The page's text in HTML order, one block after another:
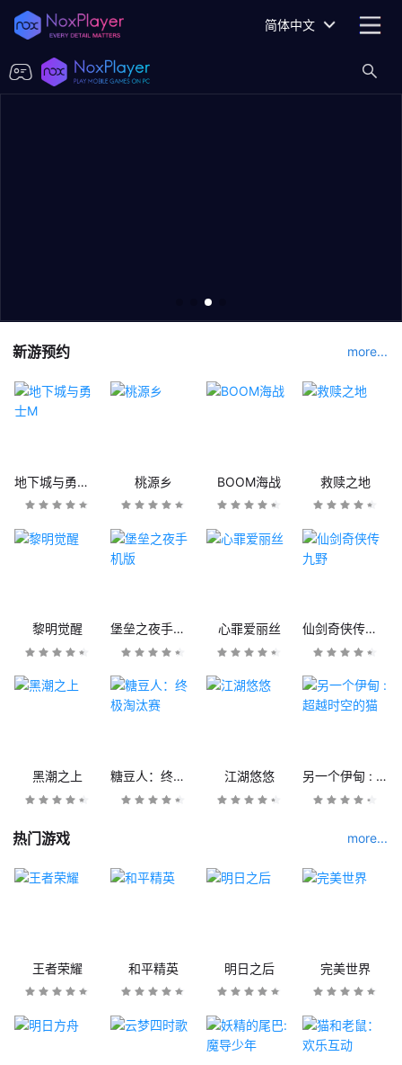
简体中文
新游预约 more...
地下城与勇士M 桃源乡 BOOM海战 救赎之地
黎明觉醒 堡垒之夜手机版 心罪爱丽丝 仙剑奇侠传九野
黑潮之上 糖豆人：终极淘汰赛 江湖悠悠 另一个伊甸 : 超越时空的猫
热门游戏 more...
王者荣耀 和平精英 明日之后 完美世界